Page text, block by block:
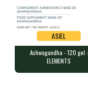
ASIEL
ASIEL
Ashwagandha - 120 gel :
ELEMENTS